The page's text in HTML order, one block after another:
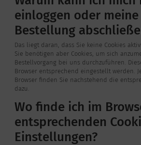
einloggen oder meine
Bestellung
Das liegt daran, dass Sie keine Cookies
Sie benötigen aber Cookies, um sich
Bestellvorgang bei uns durchzuführen.
Browser entsprechend eingestellt werden.
Browser finden Sie nachstehend die
dazu.
Wo finde ich im
entsprechenden
Einstellungen?